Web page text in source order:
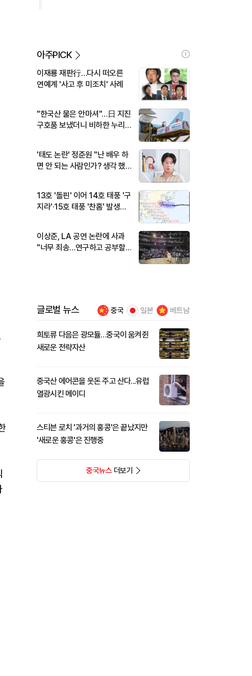
아주PICK
이재룡 재판行…다시 떠오른
연예계 '사고 후 미조치' 사례
"한국산 물은 안마셔"…日 지진
구호품 보냈더니 비하한 누리
'태도 논란' 정준원 "난 배우 하
면 안 되는 사람인가? 생각 했
13호 '돌핀' 이어 14호 태풍 '구
지라'·15호 태풍 '찬홈' 발생…
이상준, LA 공연 논란에 사과
"너무 죄송…연구하고 공부할
글로벌 뉴스 중국 일본 베트남
희토류 다음은 광모듈…중국이 움켜쥔
새로운 전략자산
중국산 에어콘을 웃돈 주고 산다...유럽
열광시킨 메이디
스티븐 로치 '과거의 홍콩'은 끝났지만
'새로운 홍콩'은 진행중
중국뉴스더보기